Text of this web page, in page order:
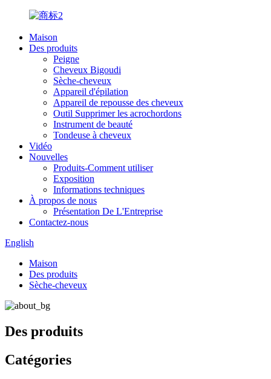
Maison
Des produits
Peigne
Cheveux Bigoudi
Sèche-cheveux
Appareil d'épilation
Appareil de repousse des cheveux
Outil Supprimer les acrochordons
Instrument de beauté
Tondeuse à cheveux
Vidéo
Nouvelles
Produits-Comment utiliser
Exposition
Informations techniques
À propos de nous
Présentation De L'Entreprise
Contactez-nous
English
Maison
Des produits
Sèche-cheveux
Des produits
Catégories